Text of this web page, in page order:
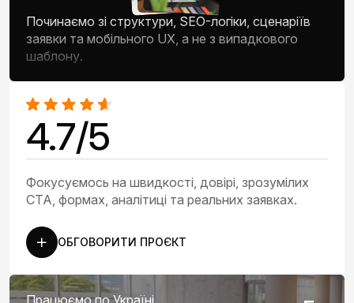
Починаємо зі структури, SEO-логіки, сценаріїв
заявки та мобільного UX, а не з випадкового
шаблону.
4.7/5
Фокусуємось на швидкості, довірі, зрозумілих
CTA, формах, аналітиці та реальних заявках.
ОБГОВОРИТИ ПРОЄКТ
Працюємо по Україні